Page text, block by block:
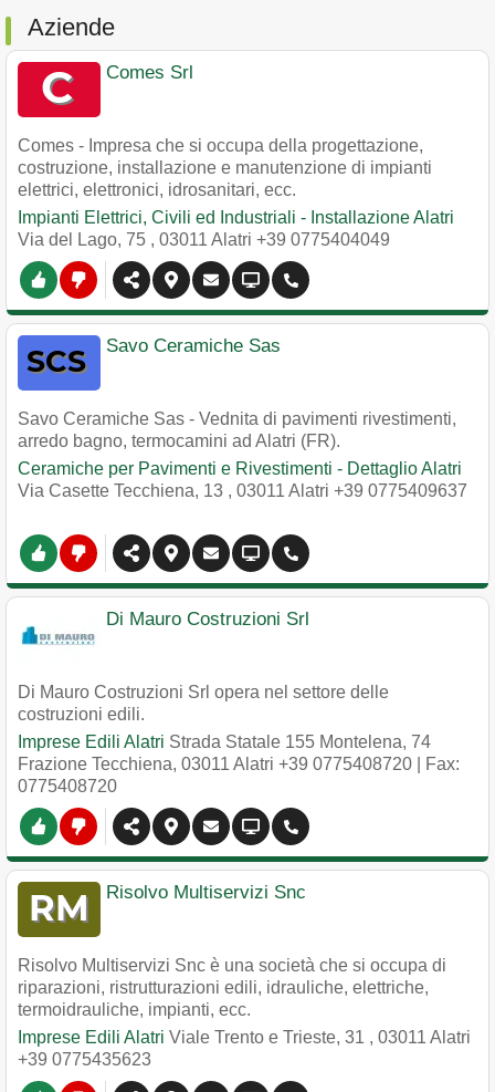
Aziende
Comes Srl
Comes - Impresa che si occupa della progettazione,
costruzione, installazione e manutenzione di impianti
elettrici, elettronici, idrosanitari, ecc.
Impianti Elettrici, Civili ed Industriali - Installazione Alatri
Via del Lago, 75 , 03011 Alatri +39 0775404049
Savo Ceramiche Sas
Savo Ceramiche Sas - Vednita di pavimenti rivestimenti,
arredo bagno, termocamini ad Alatri (FR).
Ceramiche per Pavimenti e Rivestimenti - Dettaglio Alatri
Via Casette Tecchiena, 13 , 03011 Alatri +39 0775409637
Di Mauro Costruzioni Srl
Di Mauro Costruzioni Srl opera nel settore delle
costruzioni edili.
Imprese Edili Alatri Strada Statale 155 Montelena, 74
Frazione Tecchiena, 03011 Alatri +39 0775408720 | Fax:
0775408720
Risolvo Multiservizi Snc
Risolvo Multiservizi Snc è una società che si occupa di
riparazioni, ristrutturazioni edili, idrauliche, elettriche,
termoidrauliche, impianti, ecc.
Imprese Edili Alatri Viale Trento e Trieste, 31 , 03011 Alatri
+39 0775435623